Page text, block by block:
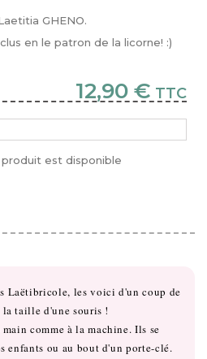
GHENO.
en le patron de la licorne! :)
12,90 € TTC
est disponible
Laëtibricole, les voici d'un coup de
taille d'une souris !
comme à la machine. Ils se
enfants ou au bout d'un porte-clé.